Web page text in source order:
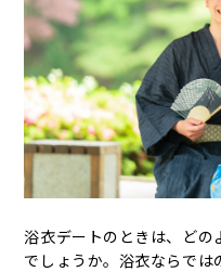
浴衣デートのときは、どの
でしょうか。浴衣ならでは